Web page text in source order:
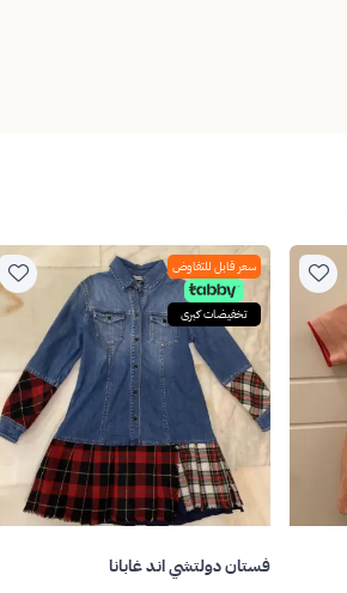
سعر قابل للتفاوض
تخفيضات كبرى
فستان دولتشي اند غابانا